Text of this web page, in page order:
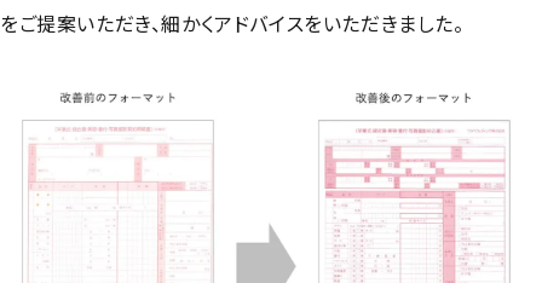
をご提案いただき、細かくアドバイスをいただきました。